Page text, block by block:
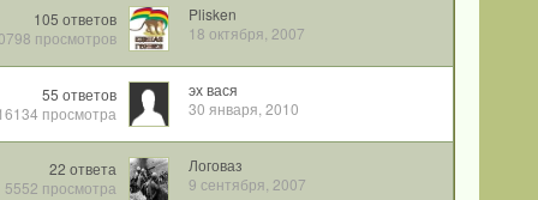
105 ответов
просмотров
Plisken
18 октября, 2007
55 ответов
просмотра
эх вася
30 января, 2010
22 ответа
5552 просмотра
Логоваз
9 сентября, 2007